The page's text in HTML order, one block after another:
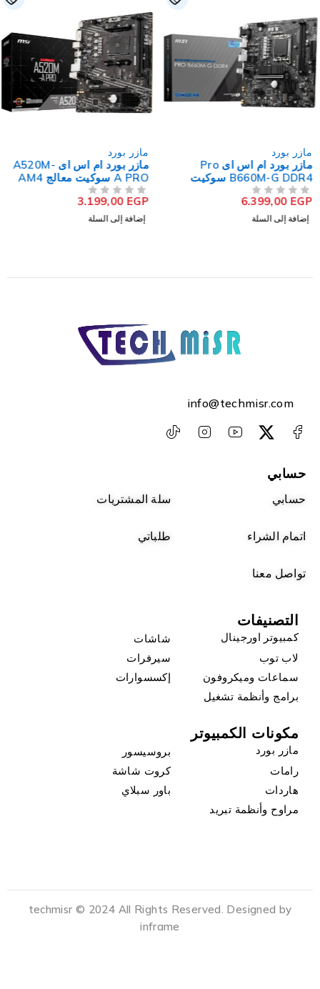
مازر بورد
مازر بورد ام اس اى Pro
B660M-G DDR4 سوكيت
معالج LGA 1700
6.399,00EGP
إضافة إلى السلة
مازر بورد
مازر بورد ام اس اى A520M-
A PRO سوكيت معالج AM4
3.199,00EGP
إضافة إلى السلة
info@techmisr.com
حسابي
حسابي سلة المشتريات
اتمام الشراء طلباتي
تواصل معنا
التصنيفات
كمبيوتر اورجينال
شاشات
لاب توب
سيرفرات
سماعات وميكروفون
إكسسوارات
برامج وأنظمة تشغيل
مكونات الكمبيوتر
مازر بورد
بروسيسور
رامات
كروت شاشة
هاردات
باور سبلاي
مراوح وأنظمة تبريد
techmisr © 2024 All Rights Reserved. Designed by
inframe